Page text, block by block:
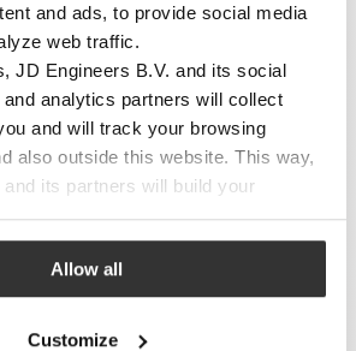
and ads, to provide social media
web traffic.
JD Engineers B.V. and its social
analytics partners will collect
and will track your browsing
also outside this website. This way,
its partners will build your
this to adapt its website and
your preferences. JD Engineers B.V.
advertisements based on your
Allow all
Customize
Ausrichter